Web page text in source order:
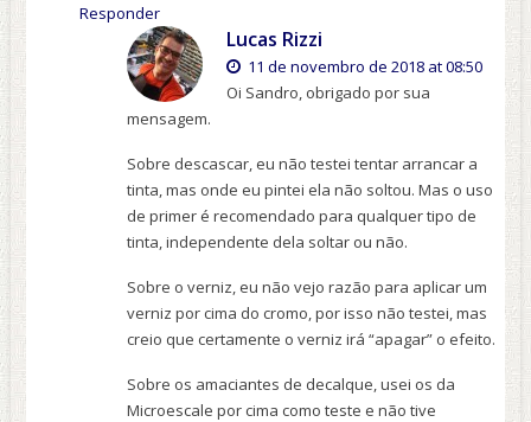
Responder
Lucas Rizzi
11 de novembro de 2018 at 08:50
Oi Sandro, obrigado por sua
mensagem.
Sobre descascar, eu não testei tentar arrancar a
tinta, mas onde eu pintei ela não soltou. Mas o uso
de primer é recomendado para qualquer tipo de
tinta, independente dela soltar ou não.
Sobre o verniz, eu não vejo razão para aplicar um
verniz por cima do cromo, por isso não testei, mas
creio que certamente o verniz irá “apagar” o efeito.
Sobre os amaciantes de decalque, usei os da
Microescale por cima como teste e não tive